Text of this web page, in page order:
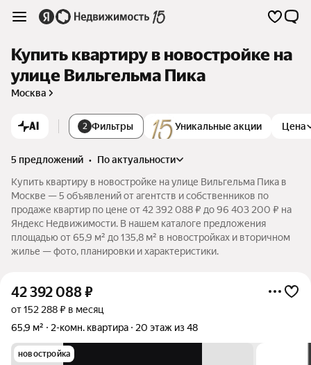
Купить квартиру в новостройке на
улице Вильгельма Пика
Москва
AI 2 Фильтры Уникальные акции Цена
5 предложений •
по актуальности
Купить квартиру в новостройке на улице Вильгельма Пика в
Москве — 5 объявлений от агентств и собственников по
продаже квартир по цене от 42 392 088 ₽ до 96 403 200 ₽ на
Яндекс Недвижимости. В нашем каталоге предложения
площадью от 65,9 м² до 135,8 м² в новостройках и вторичном
жилье — фото, планировки и характеристики.
42 392 088₽
от 152 288 ₽ в месяц
65,9 м²
2-комн. квартира 20 этаж из 48
новостройка